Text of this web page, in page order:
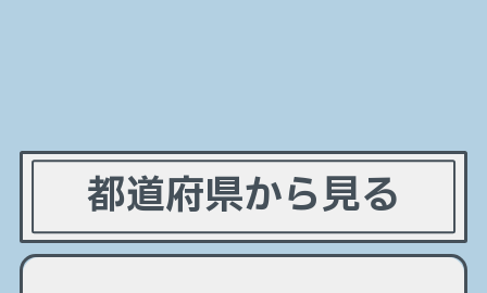
都道府県から見る